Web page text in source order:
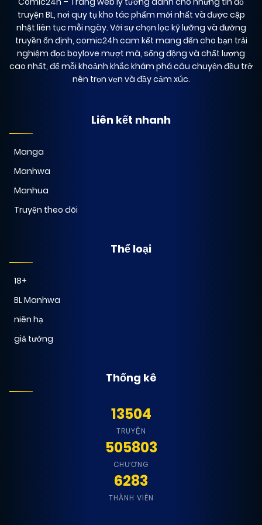
truyện BL, nơi quy tụ kho tác phẩm mới nhất và được cập
nhật liên tục mỗi ngày. Với sự chọn lọc kỹ lưỡng và đường
truyền ổn định, comic24h cam kết mang đến cho bạn trải
nghiệm đọc boylove mượt mà, sống động và chất lượng
cao nhất, để mỗi khoảnh khắc khám phá câu chuyện đều trở
nên trọn vẹn và đầy cảm xúc.
Liên kết nhanh
Manga
Manhwa
Manhua
Truyện theo dõi
Thể loại
18+
BL Manhwa
niên hạ
giả tưởng
Thống kê
13504
TRUYỆN
505803
CHƯƠNG
6283
THÀNH VIÊN